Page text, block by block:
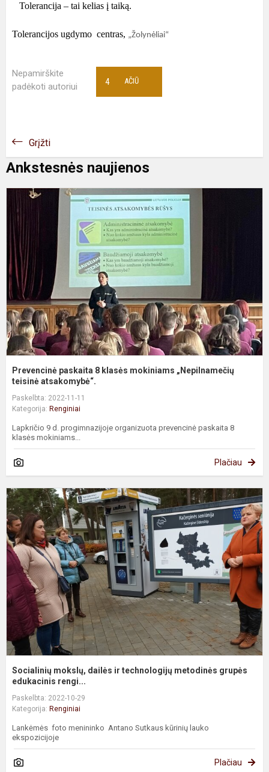
Tolerancija – tai kelias į taiką.
Tolerancijos ugdymo centras, „Žolynėliai“
Nepamirškite
padėkoti autoriui
AČIŪ
4
Grįžti
Ankstesnės naujienos
Prevencinė paskaita 8 klasės mokiniams „Nepilnamečių
teisinė atsakomybė“.
Paskelbta: 2022-11-11
Kategorija: Renginiai
Lapkričio 9 d. progimnazijoje organizuota prevencinė paskaita 8
klasės mokiniams...
Plačiau
Socialinių mokslų, dailės ir technologijų metodinės grupės
edukacinis rengi...
Paskelbta: 2022-10-29
Kategorija: Renginiai
Lankėmės foto menininko Antano Sutkaus kūrinių lauko
ekspozicijoje
Plačiau